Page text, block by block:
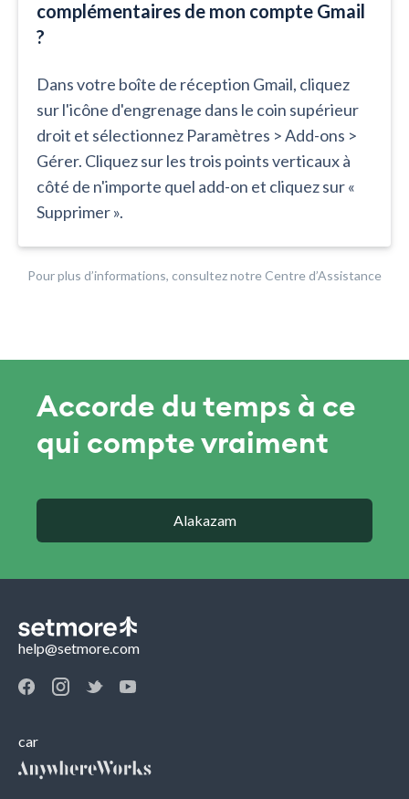
complémentaires de mon compte Gmail
?
Dans votre boîte de réception Gmail, cliquez
sur l'icône d'engrenage dans le coin supérieur
droit et sélectionnez Paramètres > Add-ons >
Gérer. Cliquez sur les trois points verticaux à
côté de n'importe quel add-on et cliquez sur «
Supprimer ».
Pour plus d’informations, consultez notre Centre d’Assistance
Accorde du temps à ce
qui compte vraiment
Alakazam
help@setmore.com
car